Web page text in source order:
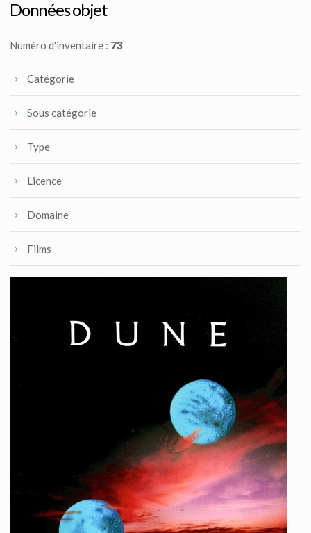
Fait pour la production
Données objet
Numéro d'inventaire : 73
Catégorie
Sous catégorie
Type
Licence
Domaine
Films